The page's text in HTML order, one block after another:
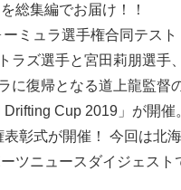
総集編でお届け！！
ミュラ選手権合同テス
ラズ選手と宮田莉朋選
復帰となる道上龍監督
Cup 2019」が開
彰式が開催！ 今回は北
ツニュースダイジェスト